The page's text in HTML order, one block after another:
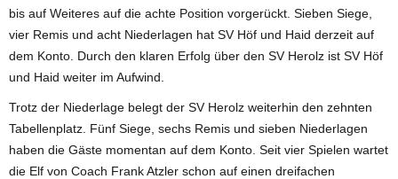
bis auf Weiteres auf die achte Position vorgerückt. Sieben Siege,
vier Remis und acht Niederlagen hat SV Höf und Haid derzeit auf
dem Konto. Durch den klaren Erfolg über den SV Herolz ist SV Höf
und Haid weiter im Aufwind.
Trotz der Niederlage belegt der SV Herolz weiterhin den zehnten
Tabellenplatz. Fünf Siege, sechs Remis und sieben Niederlagen
haben die Gäste momentan auf dem Konto. Seit vier Spielen wartet
die Elf von Coach Frank Atzler schon auf einen dreifachen